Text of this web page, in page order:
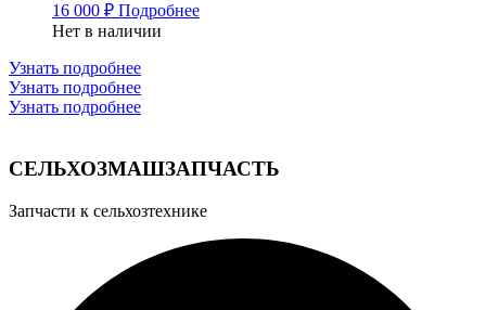
16 000 ₽ Подробнее
Нет в наличии
Узнать подробнее
Узнать подробнее
Узнать подробнее
СЕЛЬХОЗМАШЗАПЧАСТЬ
Запчасти к сельхозтехнике